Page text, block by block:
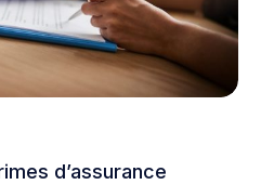
d’assurance